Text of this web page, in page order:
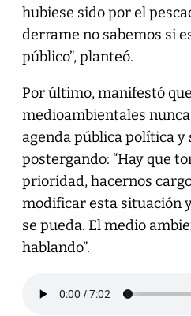
hubiese sido por el
derrame no sabemos si
público”, planteó.
Por último, manifestó
medioambientales
agenda pública política
postergando: “Hay que
prioridad, hacernos
modificar esta situación
se pueda. El medio
hablando”.